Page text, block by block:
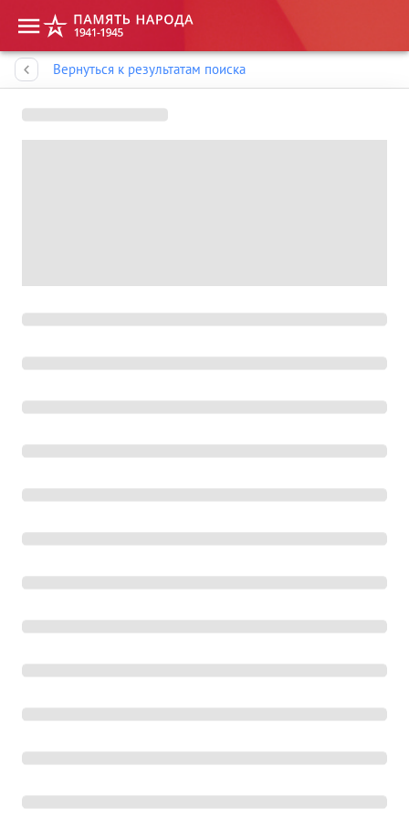
Вернуться к результатам поиска
Память народа